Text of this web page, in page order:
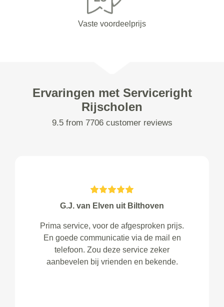
Vaste voordeelprijs
Ervaringen met Serviceright
Rijscholen
9.5 from 7706 customer reviews
G.J. van Elven uit Bilthoven
Prima service, voor de afgesproken prijs.
En goede communicatie via de mail en
telefoon. Zou deze service zeker
aanbevelen bij vrienden en bekende.